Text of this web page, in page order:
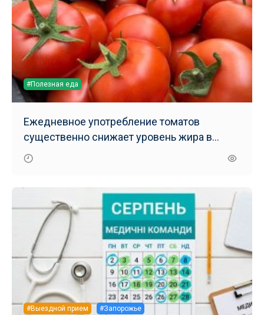
#Полезная еда
Ежедневное употребление томатов
существенно снижает уровень жира в
печени – результаты нового исследования
#Выездной прием #Запорожье